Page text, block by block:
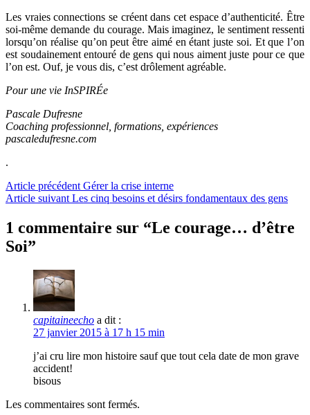
Les vraies connections se créent dans cet espace d’authenticité. Être
soi-même demande du courage. Mais imaginez, le sentiment ressenti
lorsqu’on réalise qu’on peut être aimé en étant juste soi. Et que l’on
est soudainement entouré de gens qui nous aiment juste pour ce que
l’on est. Ouf, je vous dis, c’est drôlement agréable.
Pour une vie InSPIRÉe
Pascale Dufresne
Coaching professionnel, formations, expériences
pascaledufresne.com
.
Lire
la
suite
Article précédent Gérer la crise interne
Article suivant Les cinq besoins et désirs fondamentaux des gens
1 commentaire sur “Le courage… d’être
Soi”
capitaineecho a dit :
27 janvier 2015 à 17 h 15 min
j’ai cru lire mon histoire sauf que tout cela date de mon grave
accident!
bisous
Les commentaires sont fermés.